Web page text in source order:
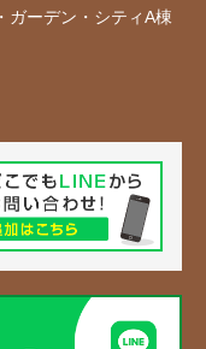
ガーデン・シティA棟